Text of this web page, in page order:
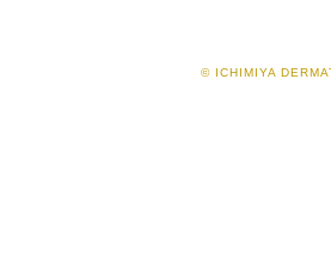
© ICHIMIYA